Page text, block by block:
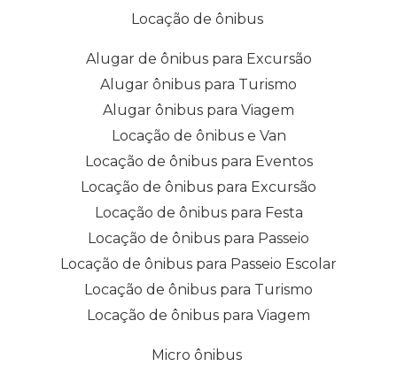
Locação de ônibus
Alugar de ônibus para Excursão
Alugar ônibus para Turismo
Alugar ônibus para Viagem
Locação de ônibus e Van
Locação de ônibus para Eventos
Locação de ônibus para Excursão
Locação de ônibus para Festa
Locação de ônibus para Passeio
Locação de ônibus para Passeio Escolar
Locação de ônibus para Turismo
Locação de ônibus para Viagem
Micro ônibus